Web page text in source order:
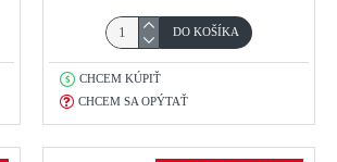
DO KOŠÍKA
CHCEM KÚPIŤ
CHCEM SA OPÝTAŤ